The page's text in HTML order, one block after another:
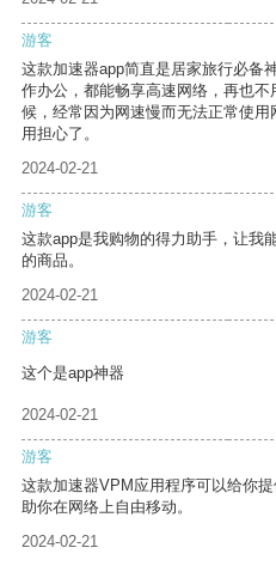
游客
这款加速器app简直是居家旅行必备
作办公，都能畅享高速网络，再也
候，经常因为网速慢而无法正常使
用担心了。
2024-02-21
游客
这款app是我购物的得力助手，让我
的商品。
2024-02-21
游客
这个是app神器
2024-02-21
游客
这款加速器VPM应用程序可以给你
助你在网络上自由移动。
2024-02-21